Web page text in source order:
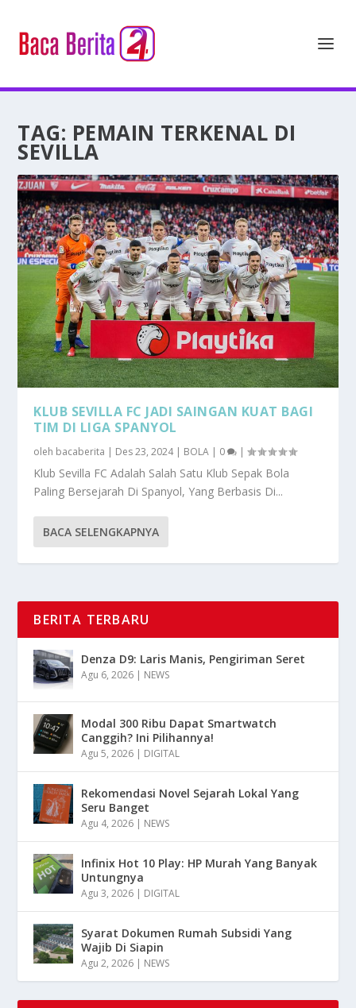
TAG: PEMAIN TERKENAL DI
SEVILLA
KLUB SEVILLA FC JADI SAINGAN KUAT BAGI
TIM DI LIGA SPANYOL
oleh bacaberita | Des 23, 2024| BOLA | 0 |
Klub Sevilla FC Adalah Salah Satu Klub Sepak Bola
Paling Bersejarah Di Spanyol, Yang Berbasis Di...
BACA SELENGKAPNYA
BERITA TERBARU
Denza D9: Laris Manis, Pengiriman Seret
Agu 6, 2026 | NEWS
Modal 300 Ribu Dapat Smartwatch
Canggih? Ini Pilihannya!
Agu 5, 2026 | DIGITAL
Rekomendasi Novel Sejarah Lokal Yang
Seru Banget
Agu 4, 2026 | NEWS
Infinix Hot 10 Play: HP Murah Yang Banyak
Untungnya
Agu 3, 2026 | DIGITAL
Syarat Dokumen Rumah Subsidi Yang
Wajib Di Siapin
Agu 2, 2026 | NEWS